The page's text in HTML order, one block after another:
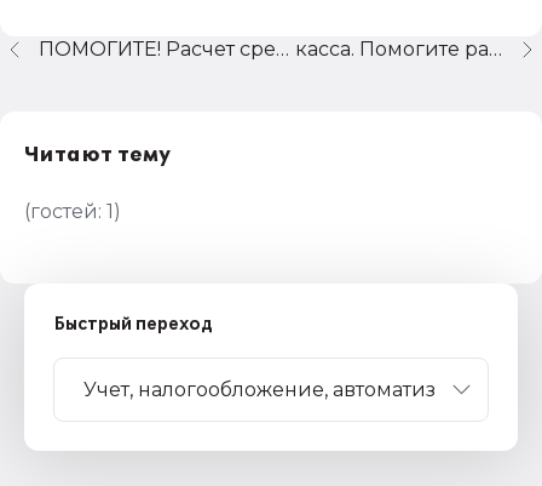
касса. Помогите разобраться
ПОМОГИТЕ! Расчет среднего заработка
Читают тему
(гостей: 1)
Быстрый переход